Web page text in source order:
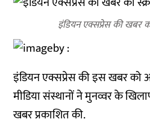
इंडियन एक्सप्रेस की खबर
इंडियन एक्सप्रेस की इस खबर को
मीडिया संस्थानों ने मुनव्वर के
खबर प्रकाशित की.